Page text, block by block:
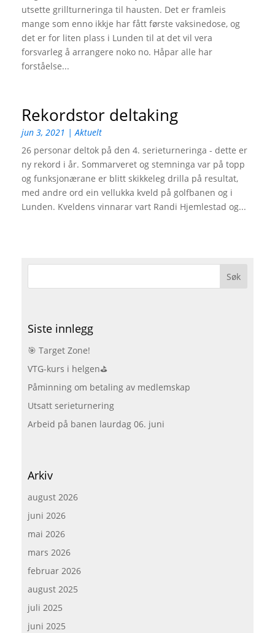
utsette grillturneringa til hausten. Det er framleis
mange som enno ikkje har fått første vaksinedose, og
det er for liten plass i Lunden til at det vil vera
forsvarleg å arrangere noko no. Håpar alle har
forståelse...
Rekordstor deltaking
jun 3, 2021 |Aktuelt
26 personar deltok på den 4. serieturneringa - dette er
ny rekord i år. Sommarveret og stemninga var på topp
og funksjonærane er blitt skikkeleg drilla på resultat,
med andre ord ein vellukka kveld på golfbanen og i
Lunden. Kveldens vinnarar vart Randi Hjemlestad og...
Siste innlegg
🎯 Target Zone!
VTG-kurs i helgen⛳
Påminning om betaling av medlemskap
Utsatt serieturnering
Arbeid på banen laurdag 06. juni
Arkiv
august 2026
juni 2026
mai 2026
mars 2026
februar 2026
august 2025
juli 2025
juni 2025